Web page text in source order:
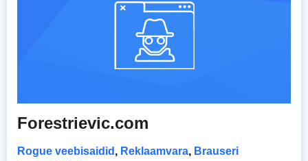
Forestrievic.com
Rogue veebisaidid , Reklaamvara, Brauseri